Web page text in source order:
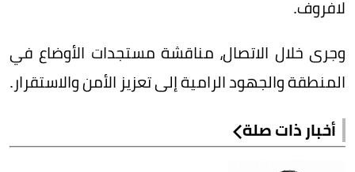
لافروف.
وجرى خلال الاتصال، مناقشة مستجدات الأوضاع في
المنطقة والجهود الرامية إلى تعزيز الأمن والاستقرار.
أخبار ذات صلة